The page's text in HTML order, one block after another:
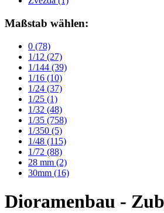
Maßstab wählen:
0 (78)
1/12 (27)
1/144 (39)
1/16 (10)
1/24 (37)
1/25 (1)
1/32 (48)
1/35 (758)
1/350 (5)
1/48 (115)
1/72 (88)
28 mm (2)
30mm (16)
Dioramenbau -